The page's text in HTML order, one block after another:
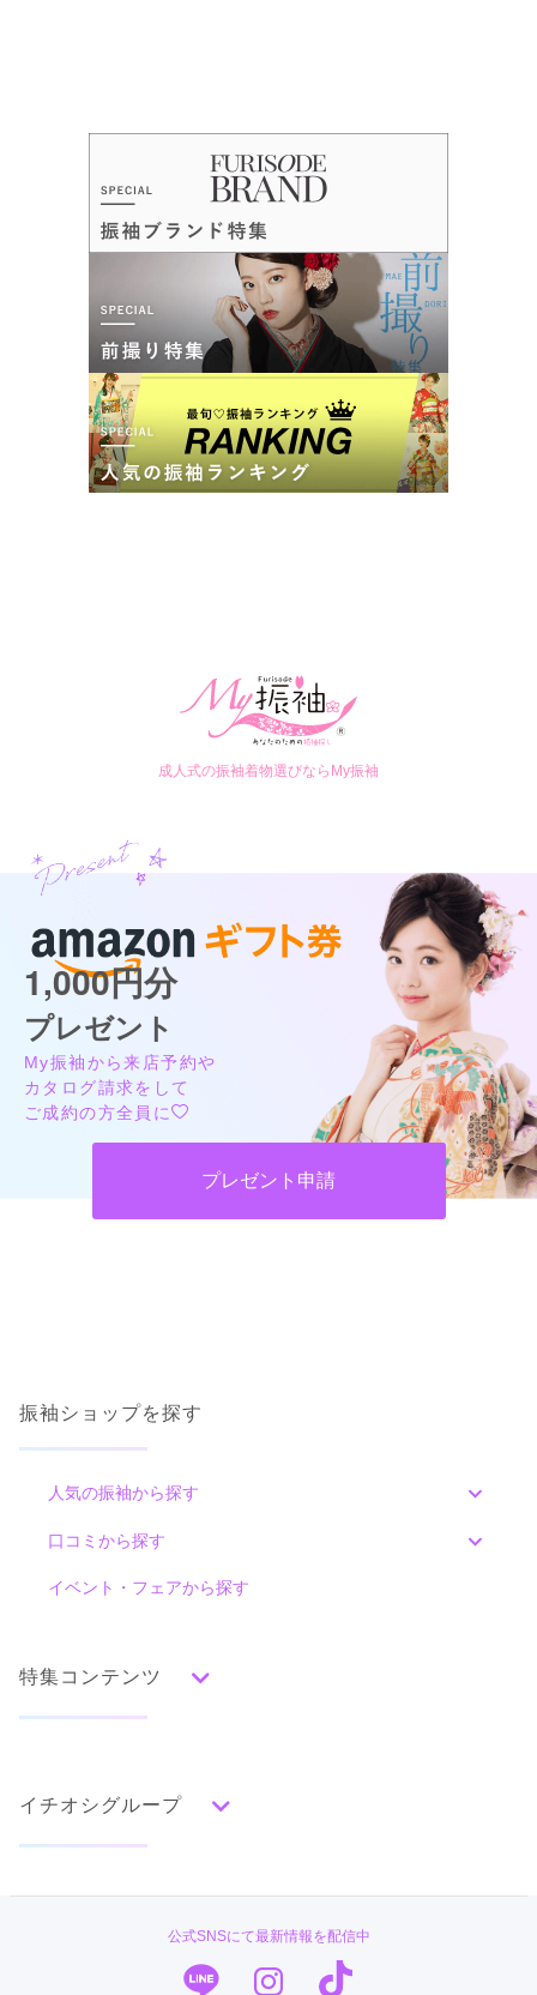
成人式の振袖着物選びならMy振袖
1,000円分
プレゼント
My振袖から来店予約や
カタログ請求をして
ご成約の方全員に
プレゼント申請
振袖ショップを探す
人気の振袖から探す
みんなの振袖ランキングトップ
グレー
黒 その他
レトロ
梅 菊 松 竹 牡丹
鶴 車
雪輪 雲取り 道長取り
口コミから探す
口コミ一覧
イベント・フェアから探す
特集コンテンツ
ママ振特集
個性的振袖コーディネート特集
成人式レポート
振袖ブランド特集
イチオシグループ
公式SNSにて最新情報を配信中